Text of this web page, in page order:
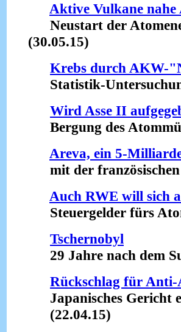
Aktive Vulkane
Neustart der
(30.05.15)
Krebs durch AKW-
Statistik-
Wird Asse II
Bergung des
Areva, ein 5-
mit der französischen
Auch RWE will sich
Steuergelder fürs
Tschernobyl
29 Jahre nach dem
Rückschlag für Anti-
Japanisches Gericht
(22.04.15)